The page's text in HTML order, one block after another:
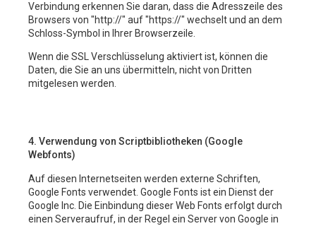
Verbindung erkennen Sie daran, dass die Adresszeile des
Browsers von "http://" auf "https://" wechselt und an dem
Schloss-Symbol in Ihrer Browserzeile.
Wenn die SSL Verschlüsselung aktiviert ist, können die
Daten, die Sie an uns übermitteln, nicht von Dritten
mitgelesen werden.
4. Verwendung von Scriptbibliotheken (Google
Webfonts)
Auf diesen Internetseiten werden externe Schriften,
Google Fonts verwendet. Google Fonts ist ein Dienst der
Google Inc. Die Einbindung dieser Web Fonts erfolgt durch
einen Serveraufruf, in der Regel ein Server von Google in